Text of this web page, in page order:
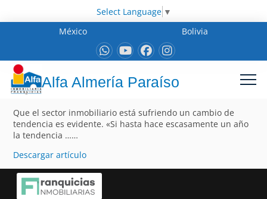
Select Language ▼
México
Bolivia
Alfa Almería Paraíso
Que el sector inmobiliario está sufriendo un cambio de
tendencia es evidente. «Si hasta hace escasamente un año
la tendencia ……
Descargar artículo